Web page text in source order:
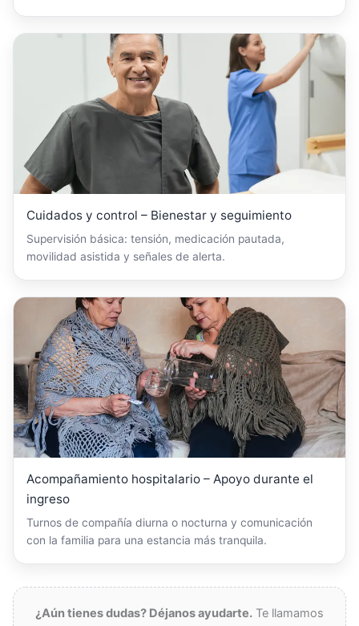
Cuidados y control – Bienestar y seguimiento
Supervisión básica: tensión, medicación pautada,
movilidad asistida y señales de alerta.
Acompañamiento hospitalario – Apoyo durante el
ingreso
Turnos de compañía diurna o nocturna y comunicación
con la familia para una estancia más tranquila.
¿Aún tienes dudas? Déjanos ayudarte. Te llamamos